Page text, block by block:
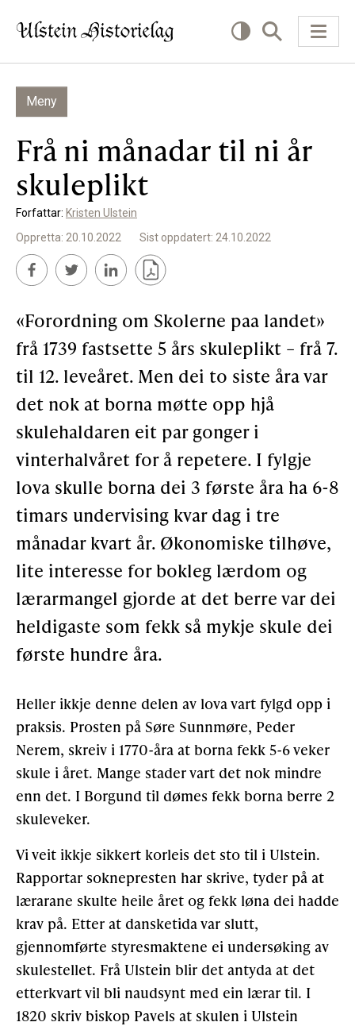
KVA VIL DU LESE OM?
Kultur
Næring
Offentlig
Personar
SLIK KAN DU BIDRA
Bidra til lokalhistorie
Støtteannonsørar
OM ULSTEIN HISTORIELAG
Kontakt oss
Om oss
Levd liv
Podkast
FÅ TILGONG
BLI MEDLEM
Gløymt passord Allereie medlem?Logg inn
Meny
Frå ni månadar til ni år
skuleplikt
Forfattar: Kristen Ulstein
Oppretta: 20.10.2022
Sist oppdatert: 24.10.2022
«Forordning om Skolerne paa landet»
frå 1739 fastsette 5 års skuleplikt – frå 7.
til 12. leveåret. Men dei to siste åra var
det nok at borna møtte opp hjå
skulehaldaren eit par gonger i
vinterhalvåret for å repetere. I fylgje
lova skulle borna dei 3 første åra ha 6-8
timars undervising kvar dag i tre
månadar kvart år. Økonomiske tilhøve,
lite interesse for bokleg lærdom og
lærarmangel gjorde at det berre var dei
heldigaste som fekk så mykje skule dei
første hundre åra.
Heller ikkje denne delen av lova vart fylgd opp i
praksis. Prosten på Søre Sunnmøre, Peder
Nerem, skreiv i 1770-åra at borna fekk 5-6 veker
skule i året. Mange stader vart det nok mindre
enn det. I Borgund til dømes fekk borna berre 2
skuleveker.
Vi veit ikkje sikkert korleis det sto til i Ulstein.
Rapportar soknepresten har skrive, tyder på at
lærara­ne skulte heile året og fekk løna dei hadde
krav på. Etter at dansketida var slutt,
gjennomførte styresmak­tene ei undersøking av
skulestellet. Frå Ulstein blir det antyda at det
etterkvart vil bli naudsynt med ein lærar til. I
1820 skriv biskop Pavels at skulen i Ulstein